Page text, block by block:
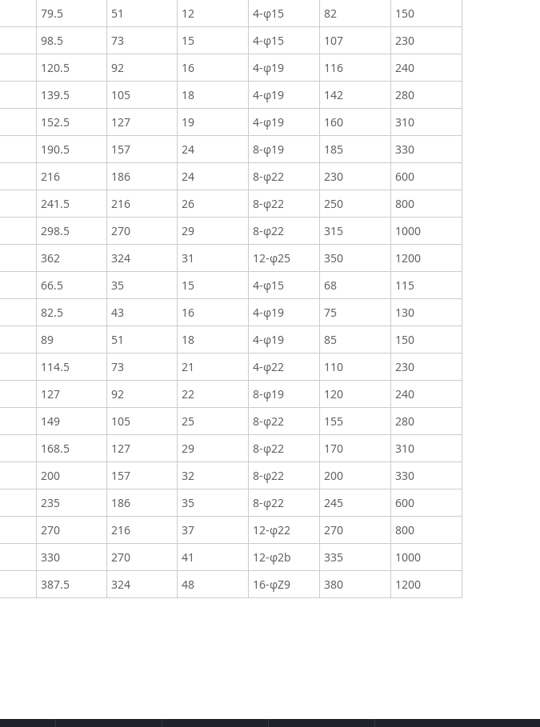
79.5 51 12 4-φ15 82
150
98.5 73 15 4-φ15 107
230
120.5 92 16 4-φ19 116
240
139.5 105 18 4-φ19 142
280
152.5 127 19 4-φ19 160
310
190.5 157 24 8-φ19 185
330
216 186 24 8-φ22 230
600
241.5 216 26 8-φ22 250
800
298.5 270 29 8-φ22 315
1000
362 324 31 12-φ25 350
1200
66.5 35 15 4-φ15 68
115
82.5 43 16 4-φ19 75
130
89 51 18 4-φ19 85
150
114.5 73 21 4-φ22 110
230
127 92 22 8-φ19 120
240
149 105 25 8-φ22 155
280
168.5 127 29 8-φ22 170
310
200 157 32 8-φ22 200
330
235 186 35 8-φ22 245
600
270 216 37 12-φ22 270
800
330 270 41 12-φ2b 335
1000
387.5 324 48 16-φZ9 380 1200